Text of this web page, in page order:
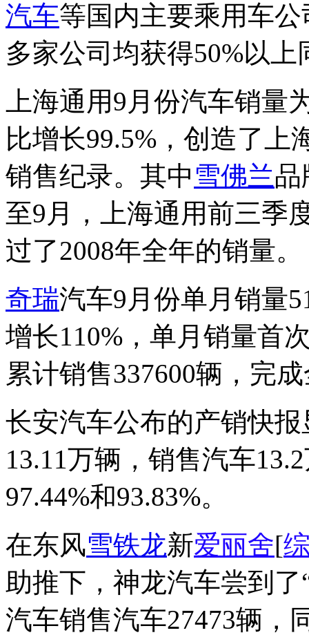
汽车等国内主要乘用车
多家公司均获得50%以上
上海通用9月份汽车销量
比增长99.5%，创造了
销售纪录。其中 雪佛兰品
至9月，上海通用前三季
过了2008年全年的销量。
奇瑞汽车9月份单月销量
增长110%，单月销量首
累计销售337600辆，完
长安汽车公布的产销快
13.11万辆，销售汽车
97.44%和93.83%。
在东风雪铁龙新爱丽舍[
助推下，神龙汽车尝到
汽车销售汽车27473辆，